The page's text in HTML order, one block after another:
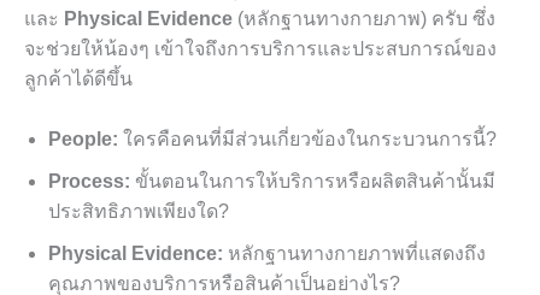
และ Physical Evidence (หลักฐานทางกายภาพ) ครับ ซึ่ง
จะช่วยให้น้องๆ เข้าใจถึงการบริการและประสบการณ์ของ
ลูกค้าได้ดีขึ้น
People: ใครคือคนที่มีส่วนเกี่ยวข้องในกระบวนการนี้?
Process: ขั้นตอนในการให้บริการหรือผลิตสินค้านั้นมี
ประสิทธิภาพเพียงใด?
Physical Evidence: หลักฐานทางกายภาพที่แสดงถึง
คุณภาพของบริการหรือสินค้าเป็นอย่างไร?